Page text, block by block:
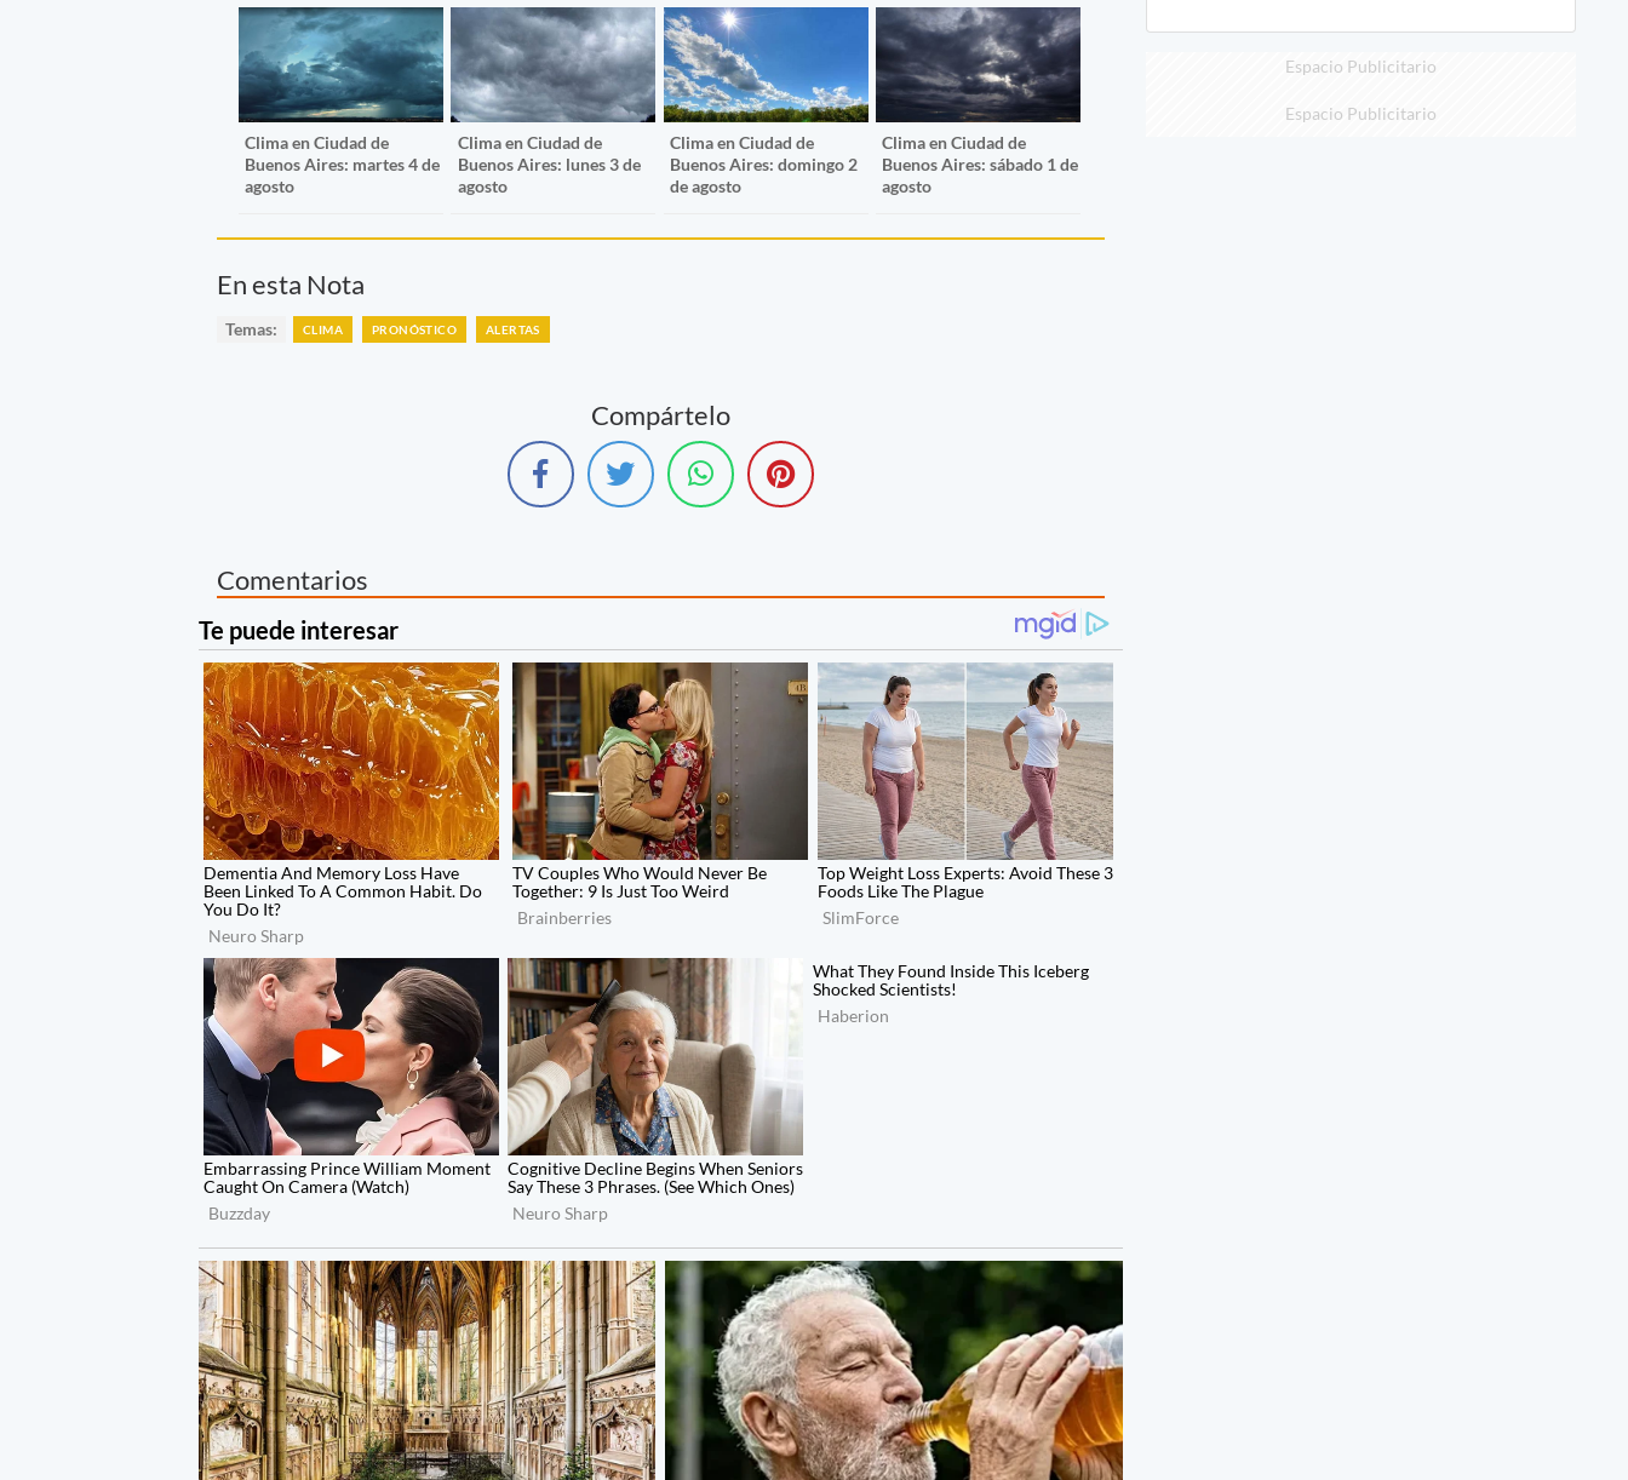
Clima en Ciudad de
Buenos Aires: martes 4 de
agosto
Clima en Ciudad de
Buenos Aires: lunes 3 de
agosto
Clima en Ciudad de
Buenos Aires: domingo 2
de agosto
Clima en Ciudad de
Buenos Aires: sábado 1 de
agosto
En esta Nota
Temas: CLIMA PRONÓSTICO ALERTAS
Compártelo
Comentarios
Espacio Publicitario
Espacio Publicitario